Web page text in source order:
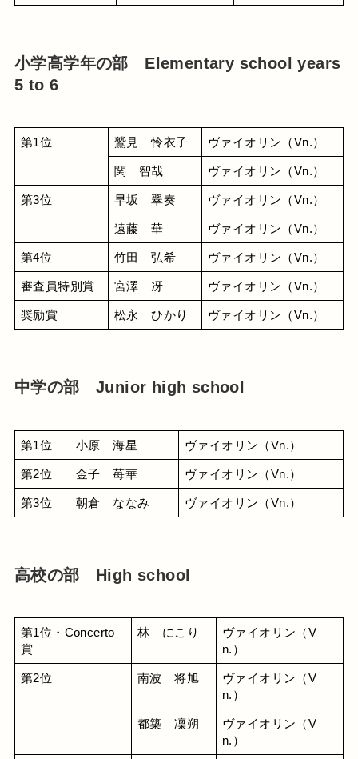
小学高学年の部 Elementary school years
5 to 6
第1位 鷲見　怜衣子 ヴァイオリン（Vn.）
関　智哉 ヴァイオリン（Vn.）
第3位 早坂　翠奏 ヴァイオリン（Vn.）
遠藤　華 ヴァイオリン（Vn.）
第4位 竹田　弘希 ヴァイオリン（Vn.）
審査員特別賞 宮澤　冴 ヴァイオリン（Vn.）
奨励賞 松永　ひかり ヴァイオリン（Vn.）
中学の部 Junior high school
第1位 小原　海星 ヴァイオリン（Vn.）
第2位 金子　苺華 ヴァイオリン（Vn.）
第3位 朝倉　ななみ ヴァイオリン（Vn.）
高校の部 High school
第1位・Concerto
賞
林　にこり
ヴァイオリン（V
n.）
第2位 南波　将旭
ヴァイオリン（V
n.）
都築　凜朔
ヴァイオリン（V
n.）